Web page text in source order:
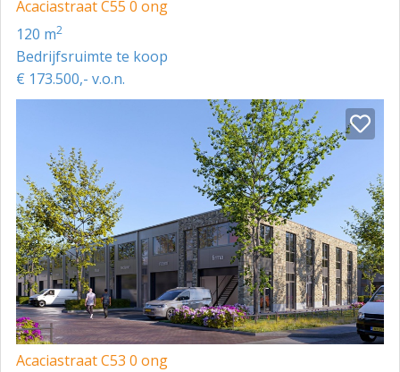
Acaciastraat C55 0 ong
120 m2
Bedrijfsruimte te koop
€ 173.500,- v.o.n.
Acaciastraat C53 0 ong